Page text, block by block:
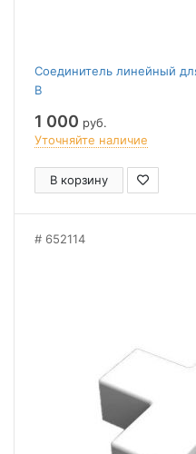
Соединитель линейный
B
1 000 руб.
Уточняйте наличие
В корзину
652114